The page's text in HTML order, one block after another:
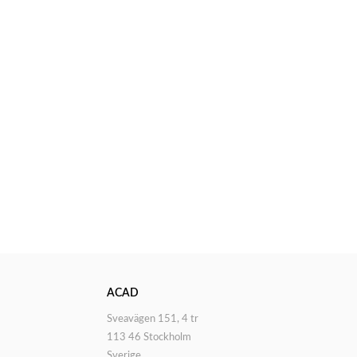
ACAD
Sveavägen 151, 4 tr
113 46 Stockholm